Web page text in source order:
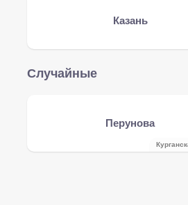
Казань
Случайные
Перунова